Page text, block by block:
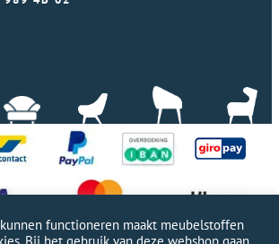
functioneren maakt meubelstoffen